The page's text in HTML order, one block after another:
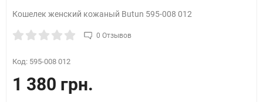
Кошелек женский кожаный Butun 595-008 012
0 Отзывов
Код: 595-008 012
1 380 грн.